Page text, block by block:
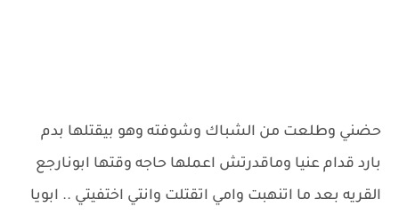
حضني وطلعت من الشباك وشوفته وهو بيقتلها بدم
بارد قدام عنيا وماقدرتش اعملها حاجه وقتها ابونارجع
القريه بعد ما اتنهبت وامي اتقتلت وانتي اختفيتي .. ابويا